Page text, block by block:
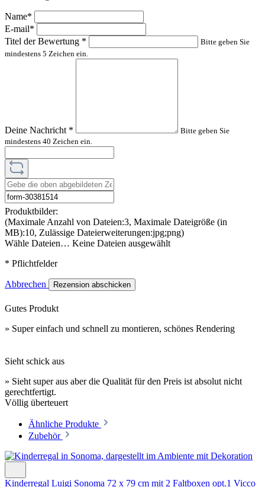
Name*
E-mail*
Titel der Bewertung *
Bitte geben Sie
mindestens 5 Zeichen ein.
Deine Nachricht *
Bitte geben Sie
mindestens 40 Zeichen ein.
Produktbilder:
(Maximale Anzahl von Dateien:3, Maximale Dateigröße (in
MB):10, Zulässige Dateierweiterungen:jpg;png)
Wähle Dateien… Keine Dateien ausgewählt
* Pflichtfelder
Abbrechen Rezension abschicken
Gutes Produkt
» Super einfach und schnell zu montieren, schönes Rendering
Sieht schick aus
» Sieht super aus aber die Qualität für den Preis ist absolut nicht
gerechtfertigt.
Völlig überteuert
Ähnliche Produkte
Zubehör
Kinderregal Luigi Sonoma 72 x 79 cm mit 2 Faltboxen opt.1 Vicco